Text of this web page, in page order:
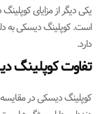
یکی دیگر از مزایای
است. کوپلینگ دیسکی به
دارد.
تفاوت کوپلینگ
کوپلینگ دیسکی در مقایسه